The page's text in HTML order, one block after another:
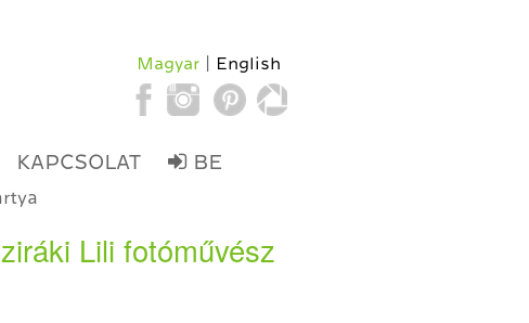
Magyar English
KAPCSOLAT BE
Lili fotóművész